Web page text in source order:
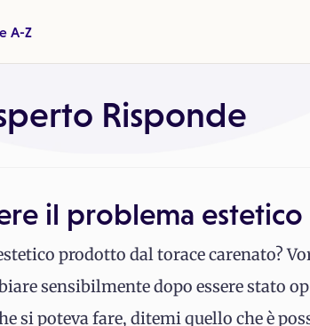
A-Z
Risponde
il problema estetico
prodotto dal torace carenato?
sensibilmente dopo essere stato
si poteva fare, ditemi quello che è